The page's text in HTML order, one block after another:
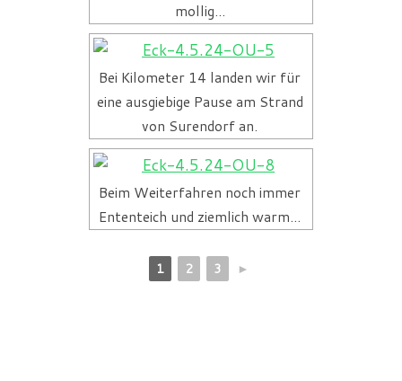
mollig...
Bei Kilometer 14 landen wir für
eine ausgiebige Pause am Strand
von Surendorf an.
Beim Weiterfahren noch immer
Ententeich und ziemlich warm...
1 2 3 ►